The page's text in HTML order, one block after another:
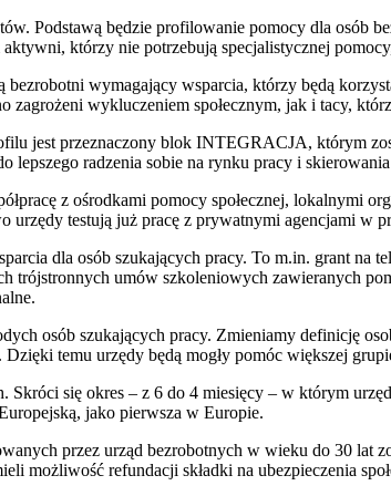
Podstawą będzie profilowanie pomocy dla osób
którzy nie potrzebują specjalistycznej
bezrobotni wymagający wsparcia, którzy będą
zagrożeni wykluczeniem społecznym, jak i tacy,
jest przeznaczony blok INTEGRACJA, którym
lepszego radzenia sobie na rynku pracy i
z ośrodkami pomocy społecznej, lokalnymi
urzędy testują już pracę z prywatnymi agencjami w
dla osób szukających pracy. To m.in. grant na
trójstronnych umów szkoleniowych zawieranych
osób szukających pracy. Zmieniamy definicję
temu urzędy będą mogły pomóc większej
Skróci się okres – z 6 do 4 miesięcy – w którym
jako pierwsza w Europie.
przez urząd bezrobotnych w wieku do 30 lat
możliwość refundacji składki na ubezpieczenia